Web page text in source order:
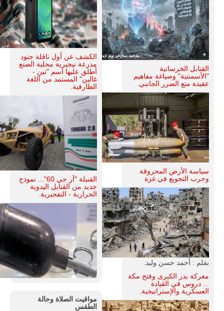
القنابل الخرسانية
"الأسمنتية" وصياغة مفاهيم
عقيدة منع الضرر الجانبي.
سياسة الأرض المحروقة
وحرب التجويع في غزة
بقلم : أحمد حسن وليد.
معركة بدر الكبرى وفتح مكة
... دروس في القيادة
العسكرية والإستراتيجية.
الكشف عن أول ناقلة جنود
مدرعة نيجيرية محلية الصنع
أطلق عليها اسم "تين -
غالين" المستمد من اللغة
الطارقية.
القنبلة "آر جي 60"... نموذج
جديد من القنابل اليدوية
الحرارية - التفجيرية.
مواقيت الصلاة وحالة
الطقس